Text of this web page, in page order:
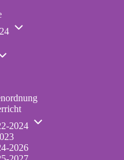
2030
Unternavigation
2024
Unternavigation
2026